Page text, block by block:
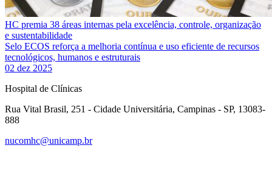
HC premia 38 áreas internas pela excelência, controle, organização
e sustentabilidade
Selo ECOS reforça a melhoria contínua e uso eficiente de recursos
tecnológicos, humanos e estruturais
02 dez 2025
Hospital de Clínicas
Rua Vital Brasil, 251 - Cidade Universitária, Campinas - SP, 13083-
888
nucomhc@unicamp.br